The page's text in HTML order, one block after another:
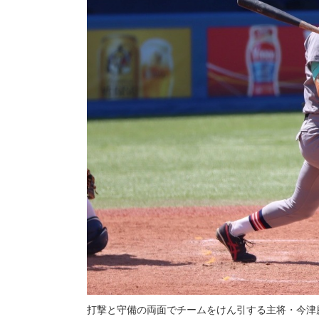
打撃と守備の両面でチームをけん引する主将・今津